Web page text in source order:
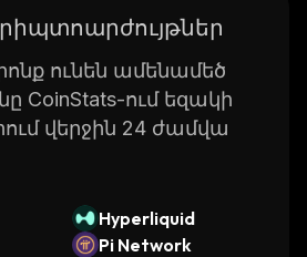
ունեն ամենամեծ
CoinStats-ում եզակի
վերջին 24 ժամվա
Hyperliquid
Pi Network